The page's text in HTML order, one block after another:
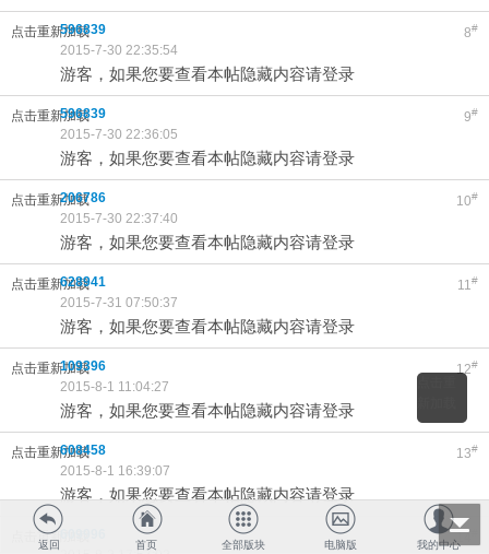
点击重新加载 8#
596839
2015-7-30 22:35:54
游客，如果您要查看本帖隐藏内容请登录
点击重新加载 9#
596839
2015-7-30 22:36:05
游客，如果您要查看本帖隐藏内容请登录
点击重新加载 10#
206786
2015-7-30 22:37:40
游客，如果您要查看本帖隐藏内容请登录
点击重新加载 11#
628941
2015-7-31 07:50:37
游客，如果您要查看本帖隐藏内容请登录
点击重新加载 12#
109396
2015-8-1 11:04:27
游客，如果您要查看本帖隐藏内容请登录
点击重新加载 13#
608458
2015-8-1 16:39:07
游客，如果您要查看本帖隐藏内容请登录
点击重新加载
返回 首页 全部版块 电脑版 我的中心